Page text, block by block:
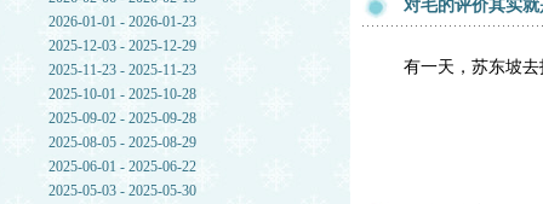
2026-01-01 - 2026-01-23
2025-12-03 - 2025-12-29
2025-11-23 - 2025-11-23
2025-10-01 - 2025-10-28
2025-09-02 - 2025-09-28
2025-08-05 - 2025-08-29
2025-06-01 - 2025-06-22
2025-05-03 - 2025-05-30
对毛的评价其实
有一天，苏东坡